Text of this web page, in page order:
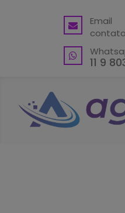
Email
11 9
VANTAGENS
ABRA SUA CONTA PJ
ENDEREÇO FISCAL –
LOCALIDADES